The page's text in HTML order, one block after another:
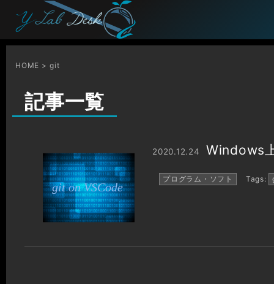
HOME git
記事一覧
2020.12.24 Windows
プログラム・ソフト Tags: